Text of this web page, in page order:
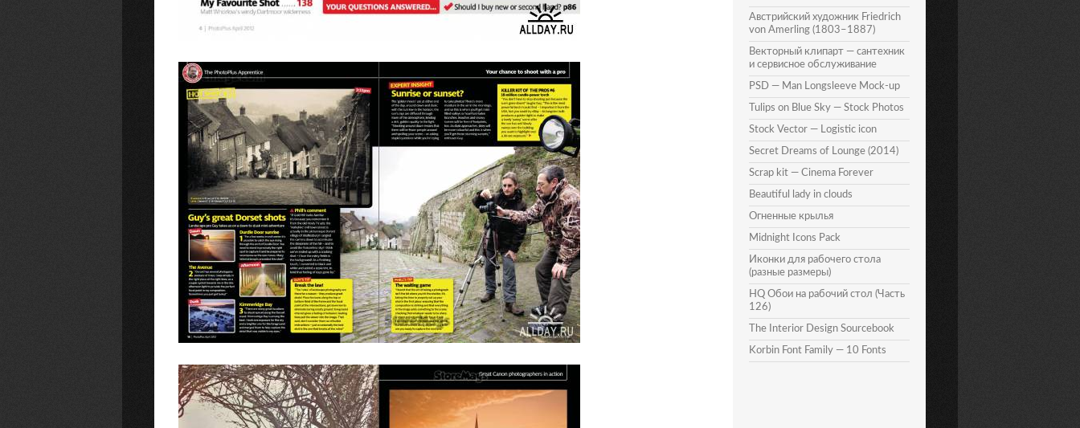
Австрийский художник Friedrich
von Amerling (1803–1887)
Векторный клипарт — сантехник
и сервисное обслуживание
PSD — Man Longsleeve Mock-up
Tulips on Blue Sky — Stock Photos
Stock Vector — Logistic icon
Secret Dreams of Lounge (2014)
Scrap kit — Cinema Forever
Beautiful lady in clouds
Огненные крылья
Midnight Icons Pack
Иконки для рабочего стола
(разные размеры)
HQ Обои на рабочий стол (Часть
126)
The Interior Design Sourcebook
Korbin Font Family — 10 Fonts